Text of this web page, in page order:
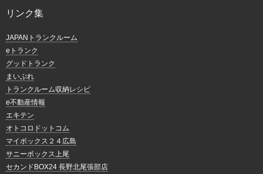
リンク集
JAPANトランクルーム
eトランク
グッドトランク
まいぷれ
トランクルーム収納レシピ
e不動産情報
エキテン
オトコロドットコム
マイボックス２４広島
サニーボックス上尾
セカンドBOX24 長野北尾張部店